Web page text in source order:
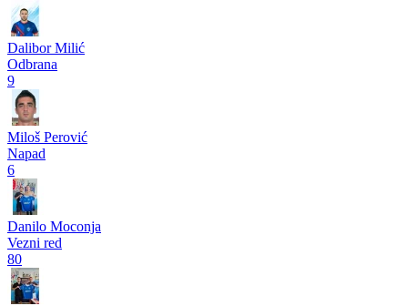
Dalibor Milić
Odbrana
9
Miloš Perović
Napad
6
Danilo Moconja
Vezni red
80